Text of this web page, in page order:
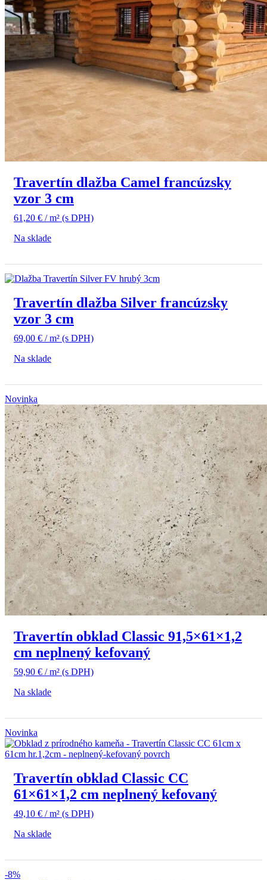
Travertín dlažba Camel francúzsky
vzor 3 cm
61,20 € / m² (s DPH)
Na sklade
Travertín dlažba Silver francúzsky
vzor 3 cm
69,00 € / m² (s DPH)
Na sklade
Novinka
Travertín obklad Classic 91,5×61×1,2
cm neplnený kefovaný
59,90 € / m² (s DPH)
Na sklade
Novinka
Travertín obklad Classic CC
61×61×1,2 cm neplnený kefovaný
49,10 € / m² (s DPH)
Na sklade
-8%